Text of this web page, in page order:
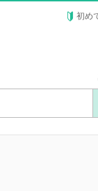
初め